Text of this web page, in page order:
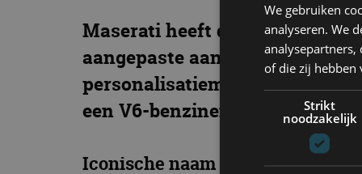
Maserati heeft de
aangepaste aandrijflijn,
personalisatiemogelijkheden
een V6-benzinemotor en als
Iconische naam
We gebruiken
analyseren. We
of die zij hebben
Strikt
noodzakelijk